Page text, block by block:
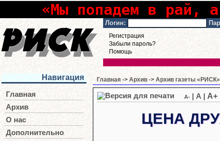
«Мы попадем в рай,
Логин:
Регистрация
Забыли пароль?
Помощь
Навигация
Главная
Архив
О нас
Дополнительно
Главная -> Архив -> Архив газеты «РИСК»
A- A A+
ЦЕНА